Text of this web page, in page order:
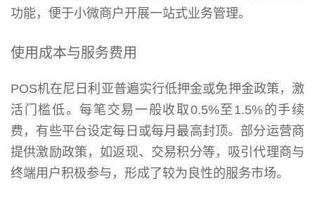
功能，便于小微商户开展一站式业务管理。
使用成本与服务费用
POS机在尼日利亚普遍实行低押金或免押金政策，激
活门槛低。每笔交易一般收取0.5%至1.5%的手续
费，有些平台设定每日或每月最高封顶。部分运营商
提供激励政策，如返现、交易积分等，吸引代理商与
终端用户积极参与，形成了较为良性的服务市场。